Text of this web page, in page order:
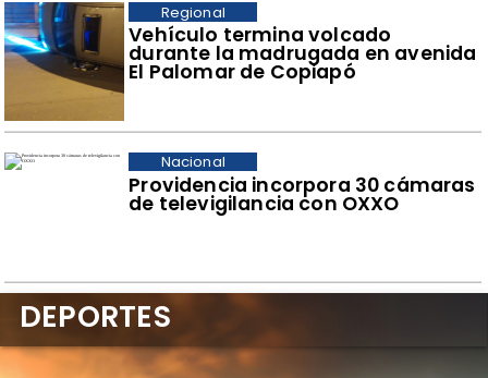
Vehículo termina volcado
durante la madrugada en avenida
El Palomar de Copiapó
Regional
Providencia incorpora 30 cámaras
de televigilancia con OXXO
Nacional
DEPORTES